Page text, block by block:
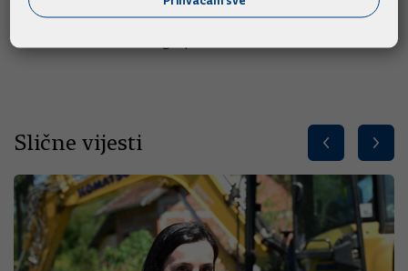
se potpredsjednik Vlade Damir Polančec odvojeno sastao s
izaslanstvom istaknutih gospodarstvenika.
Slične vijesti